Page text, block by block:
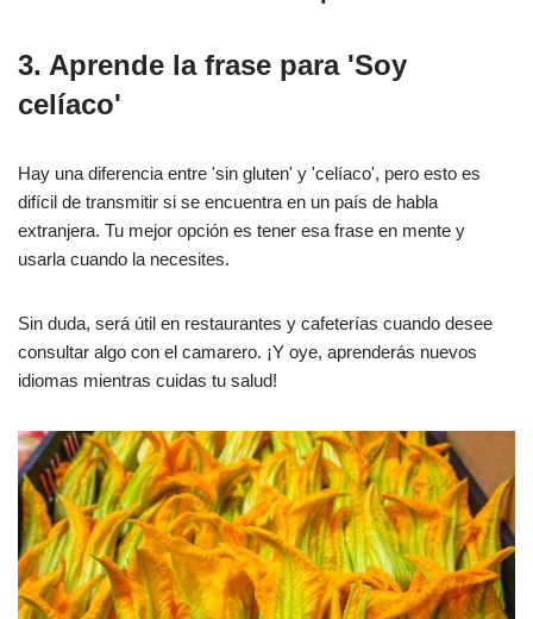
3. Aprende la frase para 'Soy
celíaco'
Hay una diferencia entre 'sin gluten' y 'celíaco', pero esto es
difícil de transmitir si se encuentra en un país de habla
extranjera. Tu mejor opción es tener esa frase en mente y
usarla cuando la necesites.
Sin duda, será útil en restaurantes y cafeterías cuando desee
consultar algo con el camarero. ¡Y oye, aprenderás nuevos
idiomas mientras cuidas tu salud!